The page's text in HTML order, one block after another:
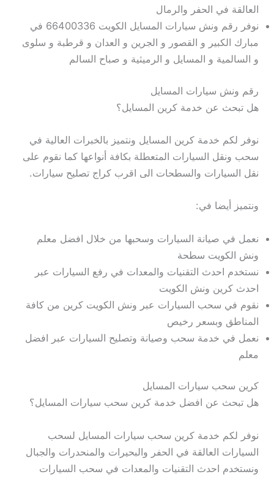
العالقة في الحفر والرمال
نوفر رقم ونش سيارات المسايل الكويت 66400336 في
مبارك الكبير و القصور و الجرين و العدان و قرطبة و سلوى
و السالمية و المسايل و الرميثية و صباح السالم
رقم ونش سيارات المسايل
هل تبحث عن خدمة كرين المسايل؟
نوفر لكم خدمة كرين المسايل ونتميز بالخبرات العالية في
سحب ونقل السيارات المتعطلة بكافة أنواعها كما نقوم على
نقل السيارات والسطحات الى اقرب كراج تصليح سيارات.
ونتميز أيضا في:
نعمل في صيانة السيارات وسحبها من خلال افضل معلم
ونش الكويت سطحة
نستخدم احدث التقنيات والمعدات في رفع السيارات عبر
احدث كرين ونش الكويت
نقوم في سحب السيارات عبر ونش الكويت كرين من كافة
المناطق وبسعر رخيص
نعمل في خدمة سحب وصيانة وتصليح السيارات عبر افضل
معلم
كرين سحب سيارات المسايل
هل تبحث عن افضل خدمة كرين سحب سيارات المسايل؟
نوفر لكم خدمة كرين سحب سيارات المسايل لسحب
السيارات العالقة في الحفر والبحيرات والمنحدرات والجبال
ونستخدم احدث التقنيات والمعدات في سحب السيارات